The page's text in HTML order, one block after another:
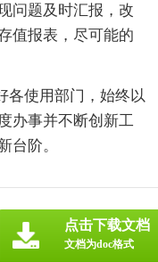
问题及时汇报，改
值报表，尽可能的
各使用部门，始终以
办事并不断创新工
台阶。
点击下载文档
文档为doc格式